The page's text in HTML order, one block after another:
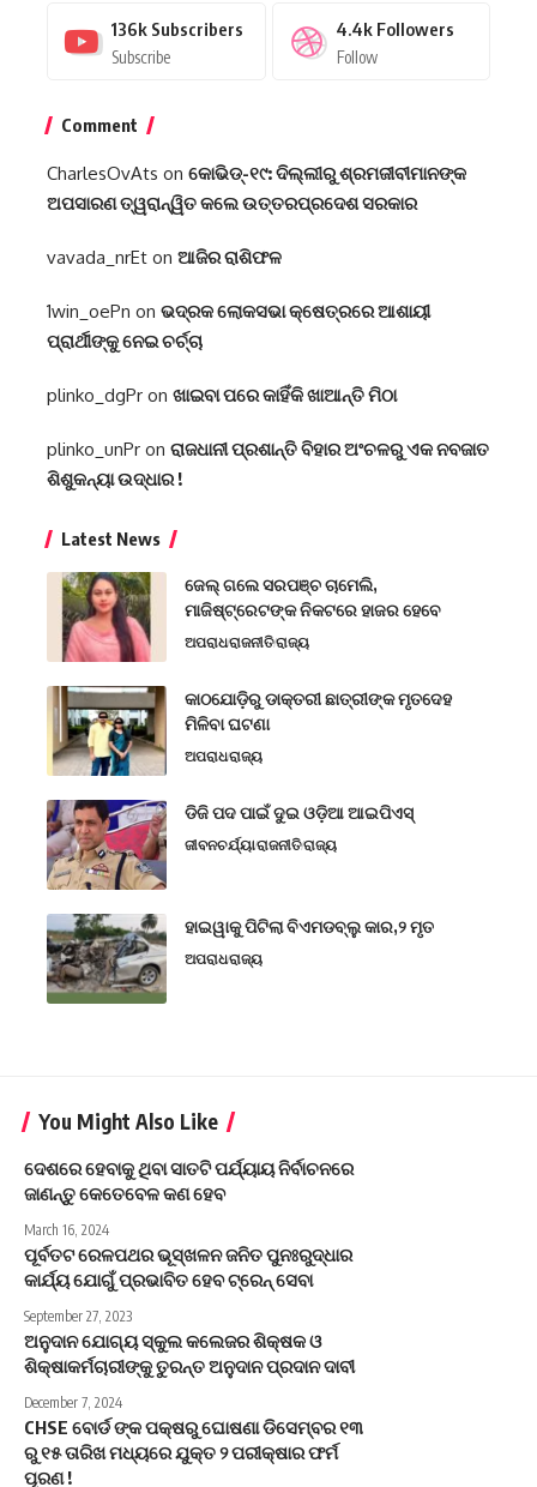
136k Subscribers
Subscribe
4.4k Followers
Follow
Comment
CharlesOvAts on କୋଭିଡ୍-୧୯: ଦିଲ୍ଲୀରୁ ଶ୍ରମଜୀବୀମାନଙ୍କ
ଅପସାରଣ ତ୍ୱରାନ୍ୱିତ କଲେ ଉତ୍ତରପ୍ରଦେଶ ସରକାର
vavada_nrEt on ଆଜିର ରାଶିଫଳ
1win_oePn on ଭଦ୍ରକ ଲୋକସଭା କ୍ଷେତ୍ରରେ ଆଶାୟୀ
ପ୍ରାର୍ଥୀଙ୍କୁ ନେଇ ଚର୍ଚ୍ଚା
plinko_dgPr on ଖାଇବା ପରେ କାହିଁକି ଖାଆନ୍ତି ମିଠା
plinko_unPr on ରାଜଧାନୀ ପ୍ରଶାନ୍ତି ବିହାର ଅଂଚଳରୁ ଏକ ନବଜାତ
ଶିଶୁକନ୍ୟା ଉଦ୍ଧାର !
Latest News
ଜେଲ୍ ଗଲେ ସରପଞ୍ଚ ଚାମେଲି,
ମାଜିଷ୍ଟ୍ରେଟଙ୍କ ନିକଟରେ ହାଜର ହେବେ
ଅପରାଧରାଜନୀତିରାଜ୍ୟ
କାଠଯୋଡ଼ିରୁ ଡାକ୍ତରୀ ଛାତ୍ରୀଙ୍କ ମୃତଦେହ
ମିଳିବା ଘଟଣା
ଅପରାଧରାଜ୍ୟ
ଡିଜି ପଦ ପାଇଁ ଦୁଇ ଓଡ଼ିଆ ଆଇପିଏସ୍
ଜୀବନଚର୍ଯ୍ୟାରାଜନୀତିରାଜ୍ୟ
ହାଇୱାକୁ ପିଟିଲା ବିଏମଡବ୍ଲୁ କାର,୨ ମୃତ
ଅପରାଧରାଜ୍ୟ
You Might Also Like
ଦେଶରେ ହେବାକୁ ଥିବା ସାତଟି ପର୍ଯ୍ୟାୟ ନିର୍ବାଚନରେ
ଜାଣନ୍ତୁ କେତେବେଳ କଣ ହେବ
March 16, 2024
ପୂର୍ବତଟ ରେଳପଥର ଭୂସ୍ଖଳନ ଜନିତ ପୁନଃରୁଦ୍ଧାର
କାର୍ଯ୍ୟ ଯୋଗୁଁ ପ୍ରଭାବିତ ହେବ ଟ୍ରେନ୍ ସେବା
September 27, 2023
ଅନୁଦାନ ଯୋଗ୍ୟ ସ୍କୁଲ କଲେଜର ଶିକ୍ଷକ ଓ
ଶିକ୍ଷାକର୍ମଚାରୀଙ୍କୁ ତୁରନ୍ତ ଅନୁଦାନ ପ୍ରଦାନ ଦାବୀ
December 7, 2024
CHSE ବୋର୍ଡ ଙ୍କ ପକ୍ଷରୁ ଘୋଷଣା ଡିସେମ୍ବର ୧୩
ରୁ ୧୫ ତାରିଖ ମଧ୍ୟରେ ଯୁକ୍ତ ୨ ପରୀକ୍ଷାର ଫର୍ମ
ପୂରଣ !